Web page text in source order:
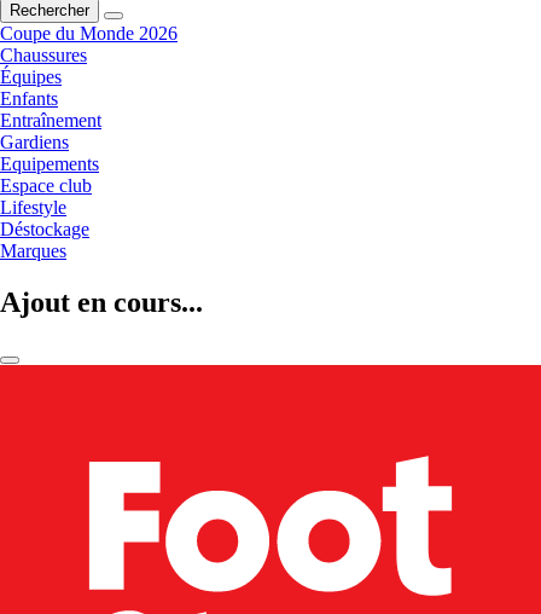
Rechercher
Coupe du Monde 2026
Chaussures
Équipes
Enfants
Entraînement
Gardiens
Equipements
Espace club
Lifestyle
Déstockage
Marques
Ajout en cours...